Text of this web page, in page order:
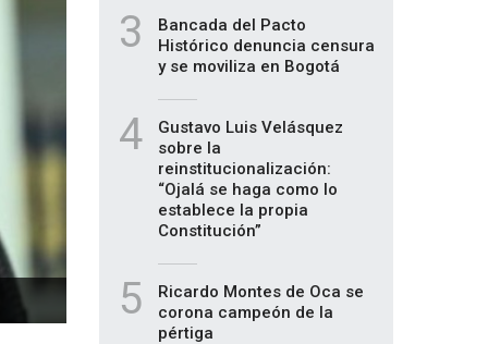
3
Bancada del Pacto
Histórico denuncia censura
y se moviliza en Bogotá
4
Gustavo Luis Velásquez
sobre la
reinstitucionalización:
“Ojalá se haga como lo
establece la propia
Constitución”
5
Ricardo Montes de Oca se
corona campeón de la
pértiga